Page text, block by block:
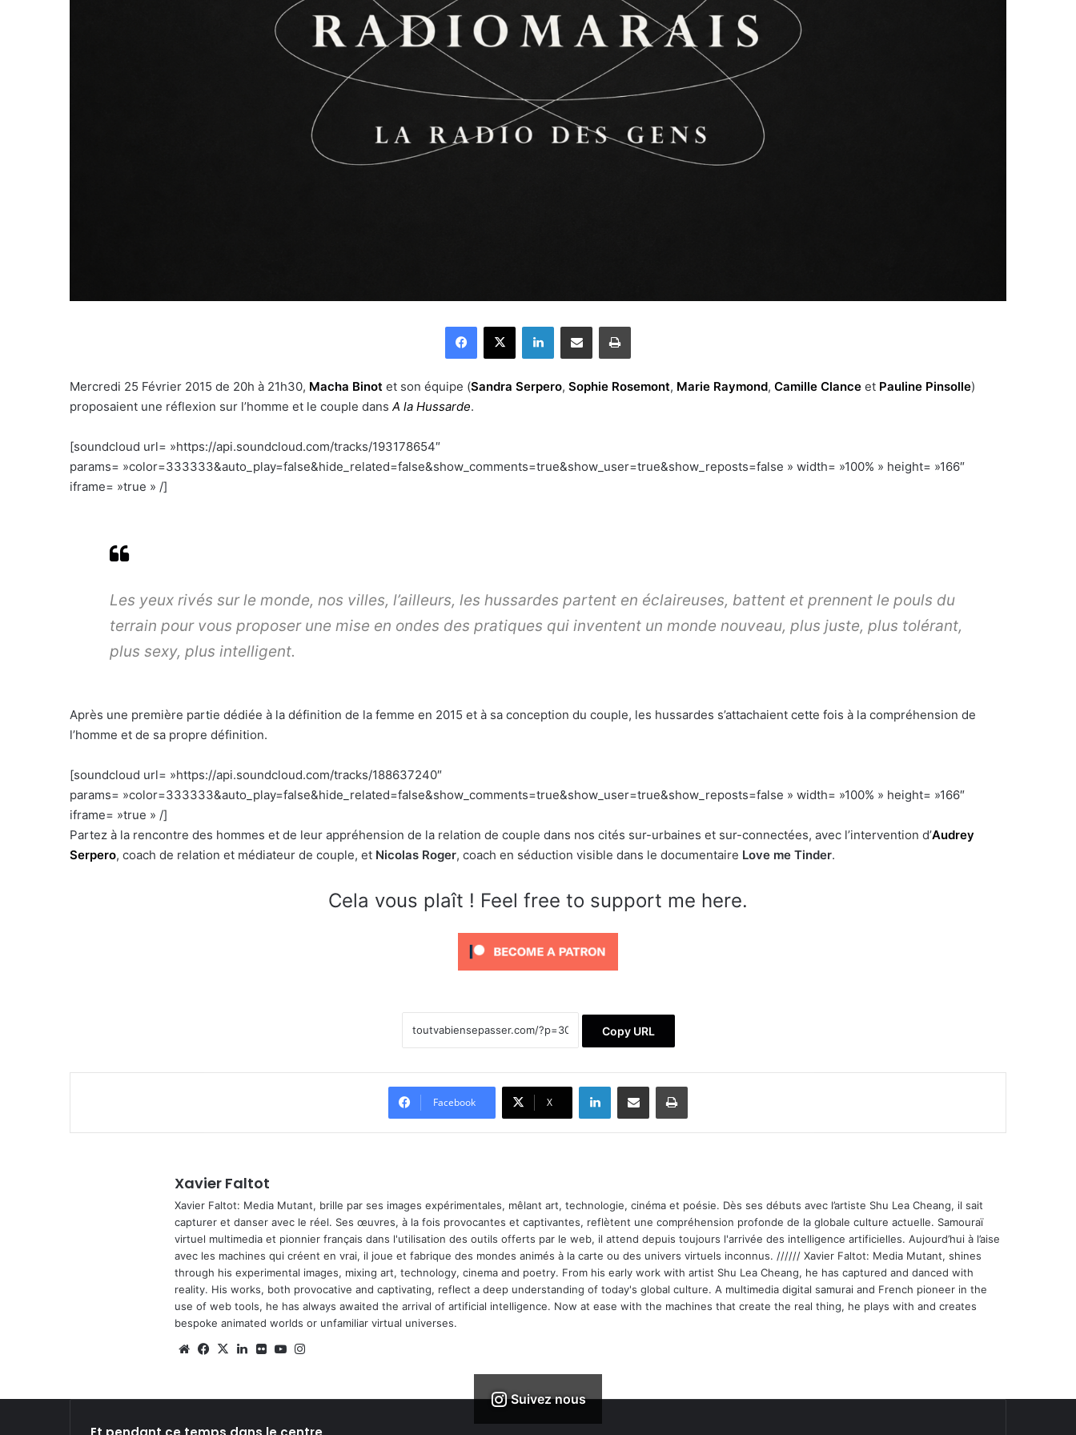
Mercredi 25 Février 2015 de 20h à 21h30, Macha Binot et son équipe (Sandra Serpero, Sophie Rosemont, Marie Raymond, Camille Clance et Pauline Pinsolle)
proposaient une réflexion sur l’homme et le couple dans A la Hussarde.
[soundcloud url= »https://api.soundcloud.com/tracks/193178654″
params= »color=333333&auto_play=false&hide_related=false&show_comments=true&show_user=true&show_reposts=false » width= »100% » height= »166″
iframe= »true » /]
Les yeux rivés sur le monde, nos villes, l’ailleurs, les hussardes partent en éclaireuses, battent et prennent le pouls du
terrain pour vous proposer une mise en ondes des pratiques qui inventent un monde nouveau, plus juste, plus tolérant,
plus sexy, plus intelligent.
Après une première partie dédiée à la définition de la femme en 2015 et à sa conception du couple, les hussardes s’attachaient cette fois à la compréhension de
l’homme et de sa propre définition.
[soundcloud url= »https://api.soundcloud.com/tracks/188637240″
params= »color=333333&auto_play=false&hide_related=false&show_comments=true&show_user=true&show_reposts=false » width= »100% » height= »166″
iframe= »true » /]
Partez à la rencontre des hommes et de leur appréhension de la relation de couple dans nos cités sur-urbaines et sur-connectées, avec l’intervention d’Audrey
Serpero, coach de relation et médiateur de couple, et Nicolas Roger, coach en séduction visible dans le documentaire Love me Tinder.
Cela vous plaît ! Feel free to support me here.
Copy URL
Facebook X
Xavier Faltot
Xavier Faltot: Media Mutant, brille par ses images expérimentales, mêlant art, technologie, cinéma et poésie. Dès ses débuts avec l’artiste Shu Lea Cheang, il sait
capturer et danser avec le réel. Ses œuvres, à la fois provocantes et captivantes, reflètent une compréhension profonde de la globale culture actuelle. Samouraï
virtuel multimedia et pionnier français dans l'utilisation des outils offerts par le web, il attend depuis toujours l'arrivée des intelligence artificielles. Aujourd’hui à l’aise
avec les machines qui créent en vrai, il joue et fabrique des mondes animés à la carte ou des univers virtuels inconnus. ////// Xavier Faltot: Media Mutant, shines
through his experimental images, mixing art, technology, cinema and poetry. From his early work with artist Shu Lea Cheang, he has captured and danced with
reality. His works, both provocative and captivating, reflect a deep understanding of today's global culture. A multimedia digital samurai and French pioneer in the
use of web tools, he has always awaited the arrival of artificial intelligence. Now at ease with the machines that create the real thing, he plays with and creates
bespoke animated worlds or unfamiliar virtual universes.
We Fa
X
Lin Fli Yo
Suivez nous